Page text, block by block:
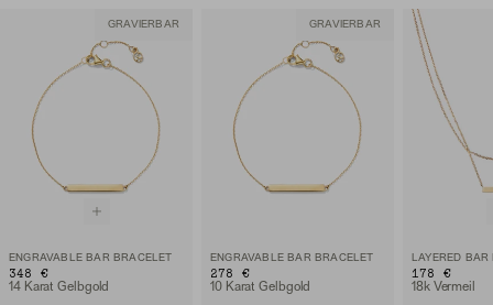
GRAVIERBAR
ENGRAVABLE BAR BRACELET
348 €
14 Karat Gelbgold
GRAVIERBAR
ENGRAVABLE BAR BRACELET
278 €
10 Karat Gelbgold
LAYERED BAR
178 €
18k Vermeil